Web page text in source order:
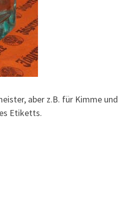
aber z.B. für Kimme und
Etiketts.